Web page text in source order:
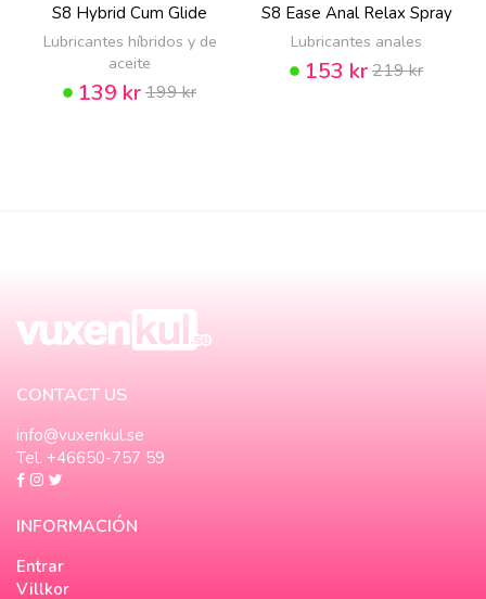
S8 Hybrid Cum Glide
Lubricantes híbridos y de
aceite
139 kr199 kr
S8 Ease Anal Relax Spray
Lubricantes anales
153 kr219 kr
CONTACT US
info@vuxenkul.se
Tel. +46650-757 59
INFORMACIÓN
Entrar
Villkor